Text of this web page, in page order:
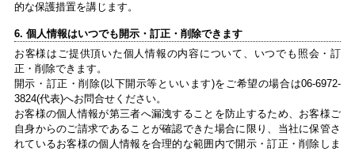
的な保護措置を講じます。
6. 個人情報はいつでも開示・訂正・削除できます
お客様はご提供頂いた個人情報の内容について、いつでも照会・訂
正・削除できます。
開示・訂正・削除(以下開示等といいます)をご希望の場合は06-6972-
3824(代表)へお問合せください。
お客様の個人情報が第三者へ漏洩することを防止するため、お客様ご
自身からのご請求であることが確認できた場合に限り、当社に保管さ
れているお客様の個人情報を合理的な範囲内で開示・訂正・削除しま